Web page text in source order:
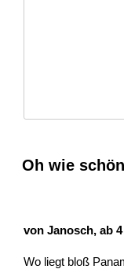
Oh wie
von Janosch, ab
Wo liegt bloß